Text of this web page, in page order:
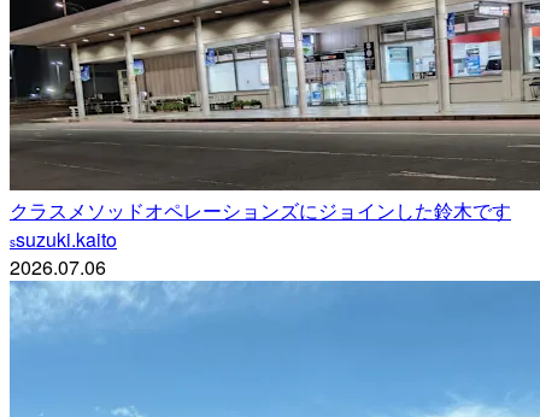
クラスメソッドオペレーションズにジョインした鈴木です
ssuzuki.kaito
2026.07.06